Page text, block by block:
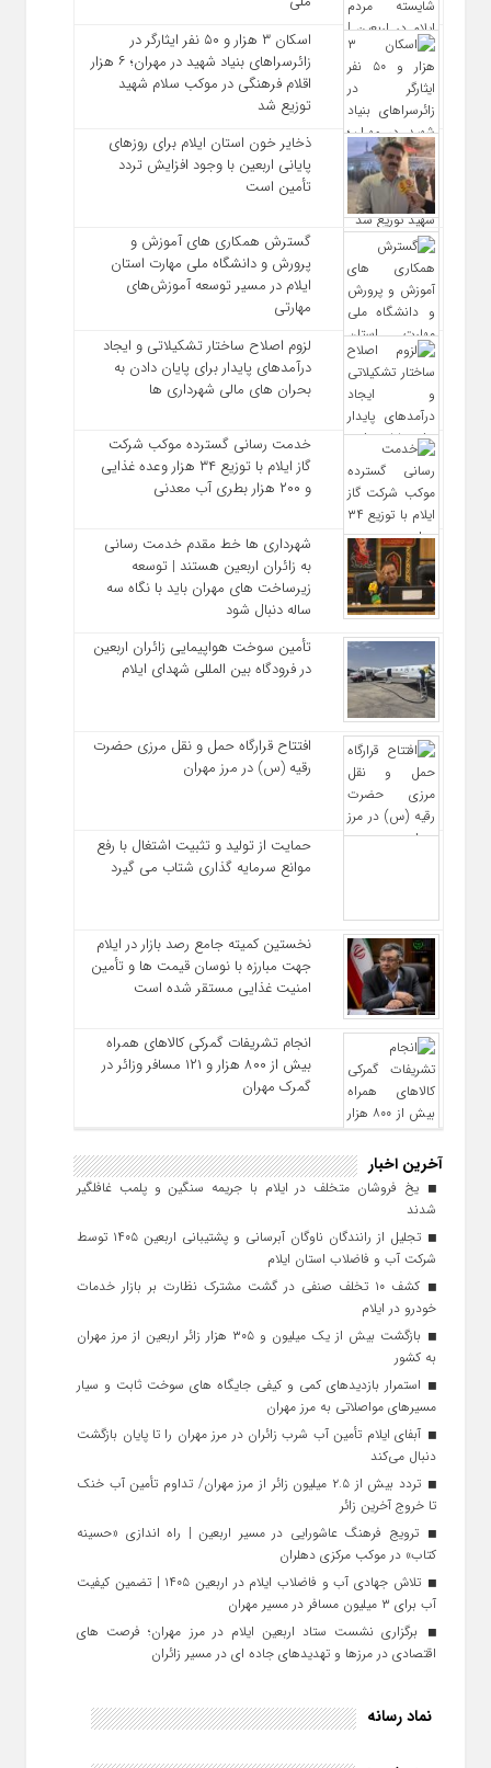
اسکان ۳ هزار و ۵۰ نفر ایثارگر در
زائرسراهای بنیاد شهید در مهران؛ ۶ هزار
اقلام فرهنگی در موکب سلام شهید
توزیع شد
ذخایر خون استان ایلام برای روزهای
پایانی اربعین با وجود افزایش تردد
تأمین است
گسترش همکاری‌ های آموزش و
پرورش و دانشگاه ملی مهارت استان
ایلام در مسیر توسعه آموزش‌های
مهارتی
لزوم اصلاح ساختار تشکیلاتی و ایجاد
درآمدهای پایدار برای پایان دادن به
بحران‌ های مالی شهرداری‌ ها
خدمت رسانی گسترده موکب شرکت
گاز ایلام با توزیع ۳۴ هزار وعده غذایی
و ۲۰۰ هزار بطری آب معدنی
شهرداری‌ ها خط مقدم خدمت ‌رسانی
به زائران اربعین هستند | توسعه
زیرساخت ‌های مهران باید با نگاه سه‌
ساله دنبال شود
تأمین سوخت هواپیمایی زائران اربعین
در فرودگاه بین المللی شهدای ایلام
افتتاح قرارگاه حمل‌ و نقل مرزی حضرت
رقیه (س) در مرز مهران
حمایت از تولید و تثبیت اشتغال با رفع
موانع سرمایه‌ گذاری شتاب می‌ گیرد
نخستین کمیته جامع رصد بازار در ایلام
جهت مبارزه با نوسان قیمت‌ ها و تأمین
امنیت غذایی مستقر شده است
انجام تشریفات گمرکی کالاهای همراه
بیش از ۸۰۰ هزار و ۱۲۱ مسافر وزائر در
گمرک مهران
آخرین اخبار
یخ‌ فروشان متخلف در ایلام با جریمه سنگین و پلمب غافلگیر
شدند
تجلیل از رانندگان ناوگان آبرسانی و پشتیبانی اربعین ۱۴۰۵ توسط
شرکت آب و فاضلاب استان ایلام
کشف ۱۰ تخلف صنفی در گشت مشترک نظارت بر بازار خدمات
خودرو در ایلام
بازگشت بیش از یک میلیون و ۳۰۵ هزار زائر اربعین از مرز مهران
به کشور
استمرار بازدیدهای کمی و کیفی جایگاه‌ های سوخت ثابت و سیار
مسیرهای مواصلاتی به مرز مهران
آبفای ایلام تأمین آب شرب زائران در مرز مهران را تا پایان بازگشت
دنبال می‌کند
تردد بیش از ۲.۵ میلیون زائر از مرز مهران/ تداوم تأمین آب خنک
تا خروج آخرین زائر
ترویج فرهنگ عاشورایی در مسیر اربعین | راه‌ اندازی «حسینه
کتاب» در موکب مرکزی دهلران
تلاش جهادی آب و فاضلاب ایلام در اربعین ۱۴۰۵ | تضمین کیفیت
آب برای ۳ میلیون مسافر در مسیر مهران
برگزاری نشست ستاد اربعین ایلام در مرز مهران؛ فرصت‌ های
اقتصادی در مرزها و تهدیدهای جاده‌ ای در مسیر زائران
نماد رسانه